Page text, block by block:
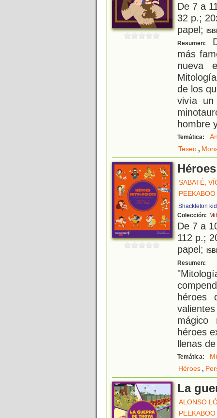
De 7 a
32 p.;
papel;
Resumen:
más
nueva
de los
vivía un
hombre y
Temática:
Teseo,
SABATÉ,
Shackleton
Colección:
De 7 a
112 p.;
papel;
Resumen:
héroes
mágico
héroes
llenas
Temática:
Héroes,
La
ALONSO